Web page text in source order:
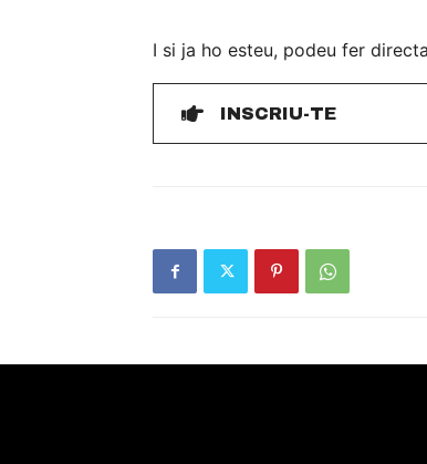
I si ja ho esteu, podeu fer
INSCRIU-TE